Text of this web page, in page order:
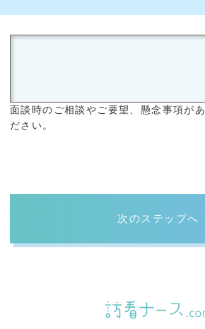
面談時のご相談やご要望、懸念事項が
ださい。
次のステップへ